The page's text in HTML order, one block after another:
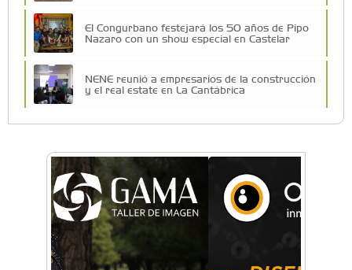
El Congurbano festejará los 50 años de Pipo
Nazaro con un show especial en Castelar
NENE reunió a empresarios de la construcción
y el real estate en La Cantábrica
Una compañía teatral de Castelar competirá
por el Premio FEBA Cultura
La primera vez que Eva Perón voló en avión lo
hizo desde Morón